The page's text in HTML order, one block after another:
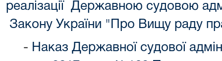
реалізації Державною судовою
Закону України "Про Вищу раду
- Наказ Державної судової